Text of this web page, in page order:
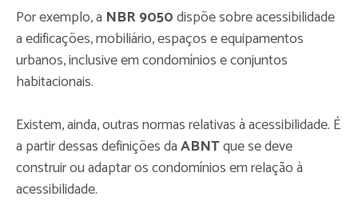
Por exemplo, a NBR 9050dispõe sobre acessibilidade
a edificações, mobiliário, espaços e equipamentos
urbanos, inclusive em condomínios e conjuntos
habitacionais.
Existem, ainda, outras normas relativas à acessibilidade. É
a partir dessas definições daABNTque se deve
construir ou adaptar os condomínios em relação à
acessibilidade.